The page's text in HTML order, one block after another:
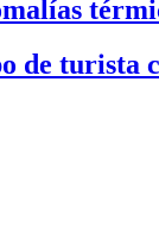
de turista